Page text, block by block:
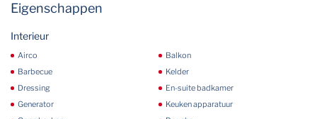
Eigenschappen
Interieur
Airco
Balkon
Barbecue
Kelder
Dressing
En-suite badkamer
Generator
Keuken apparatuur